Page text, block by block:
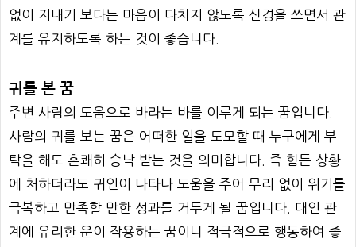
없이 지내기 보다는 마음이 다치지 않도록 신경을 쓰면서 관
계를 유지하도록 하는 것이 좋습니다.
귀를 본 꿈
주변 사람의 도움으로 바라는 바를 이루게 되는 꿈입니다.
사람의 귀를 보는 꿈은 어떠한 일을 도모할 때 누구에게 부
탁을 해도 흔쾌히 승낙 받는 것을 의미합니다. 즉 힘든 상황
에 처하더라도 귀인이 나타나 도움을 주어 무리 없이 위기를
극복하고 만족할 만한 성과를 거두게 될 꿈입니다. 대인 관
계에 유리한 운이 작용하는 꿈이니 적극적으로 행동하여 좋